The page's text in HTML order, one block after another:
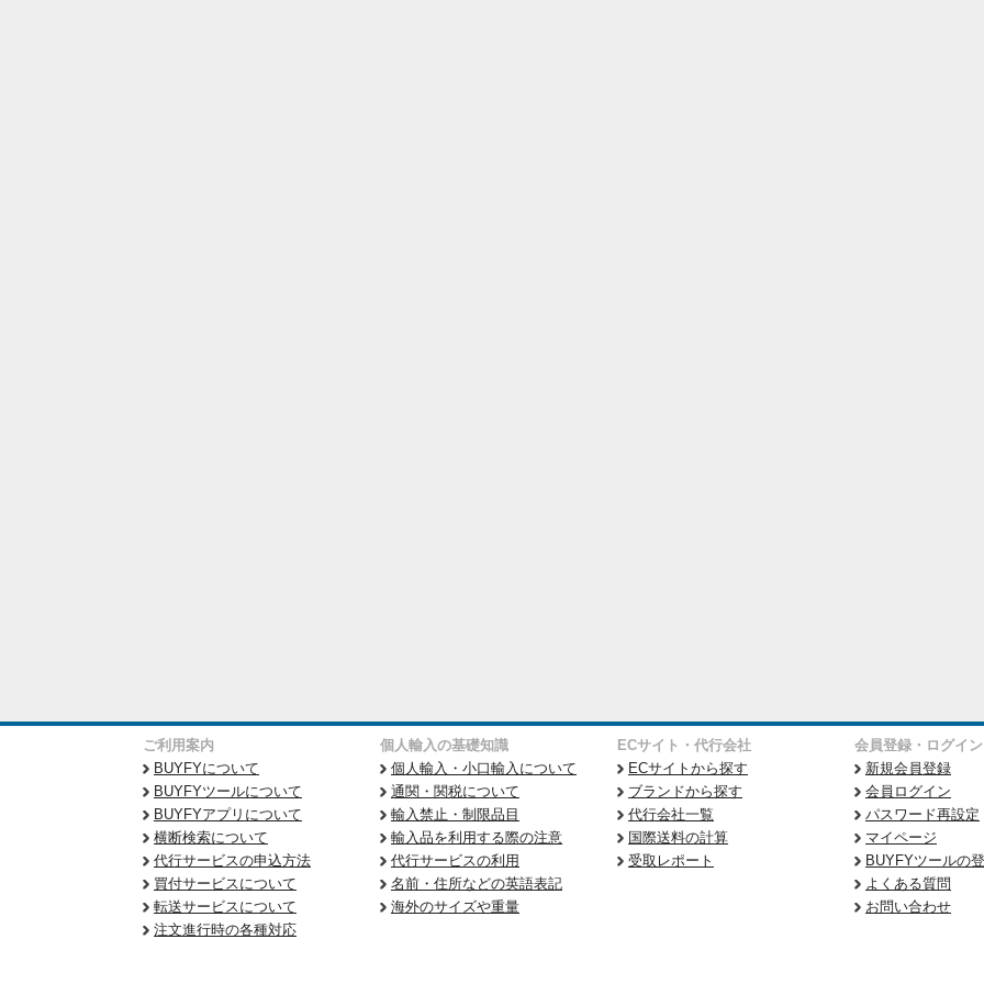
ご利用案内
BUYFYについて
BUYFYツールについて
BUYFYアプリについて
横断検索について
代行サービスの申込方法
買付サービスについて
転送サービスについて
注文進行時の各種対応
個人輸入の基礎知識
個人輸入・小口輸入について
通関・関税について
輸入禁止・制限品目
輸入品を利用する際の注意
代行サービスの利用
名前・住所などの英語表記
海外のサイズや重量
ECサイト・代行会社
ECサイトから探す
ブランドから探す
代行会社一覧
国際送料の計算
受取レポート
会員登録・ログイン
新規会員登録
会員ログイン
パスワード再設定
マイページ
BUYFYツールの
よくある質問
お問い合わせ